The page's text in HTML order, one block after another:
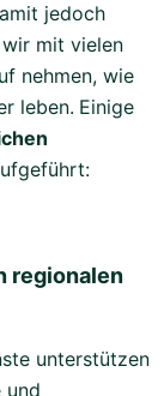
jedoch
mit vielen
nehmen, wie
leben. Einige
regionalen
unterstützen
und